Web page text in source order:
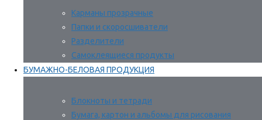
Карманы прозрачные
Папки и скоросшиватели
Разделители
Самоклеящиеся продукты
БУМАЖНО-БЕЛОВАЯ ПРОДУКЦИЯ
Блокноты и тетради
Бумага, картон и альбомы для рисования